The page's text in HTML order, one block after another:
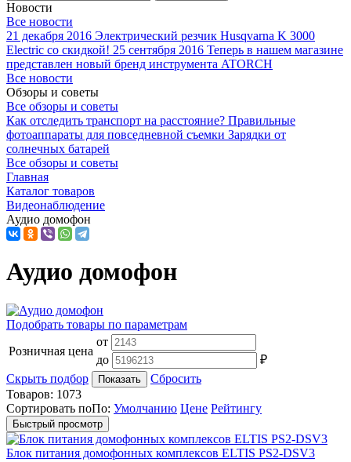
Новости
Все новости
21 декабря 2016 Электрический резчик Husqvarna K 3000
Electric со скидкой! 25 сентября 2016 Теперь в нашем магазине
представлен новый бренд инструмента ATORCH
Все новости
Обзоры и советы
Все обзоры и советы
Как отследить транспорт на расстояние? Правильные
фотоаппараты для повседневной съемки Зарядки от
солнечных батарей
Все обзоры и советы
Главная
Каталог товаров
Видеонаблюдение
Аудио домофон
Аудио домофон
Подобрать товары по параметрам
Розничная цена
от
до
₽
Скрыть подбор
Показать
Сбросить
Товаров: 1073
Сортировать поПо: Умолчанию Цене Рейтингу
Быстрый просмотр
Блок питания домофонных комплексов ELTIS PS2-DSV3